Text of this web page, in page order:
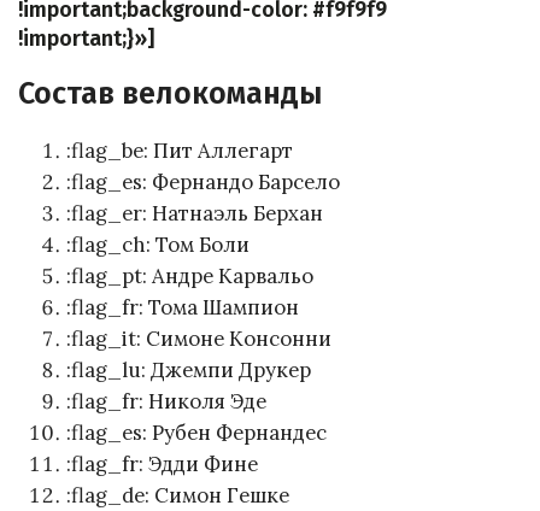
!important;background-color: #f9f9f9
!important;}»]
Состав велокоманды
:flag_be: Пит Аллегарт
:flag_es: Фернандо Барсело
:flag_er: Натнаэль Берхан
:flag_ch: Том Боли
:flag_pt: Андре Карвальо
:flag_fr: Тома Шампион
:flag_it: Симоне Консонни
:flag_lu: Джемпи Друкер
:flag_fr: Николя Эде
:flag_es: Рубен Фернандес
:flag_fr: Эдди Фине
:flag_de: Симон Гешке